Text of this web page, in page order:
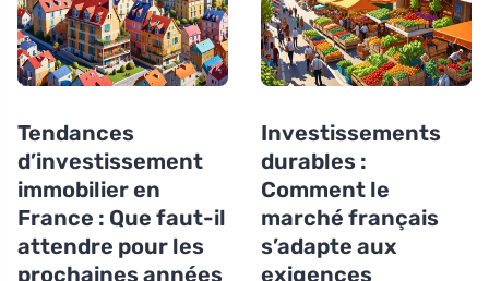
Tendances
d’investissement
immobilier en
France : Que faut-il
attendre pour les
prochaines années
Investissements
durables :
Comment le
marché français
s’adapte aux
exigences